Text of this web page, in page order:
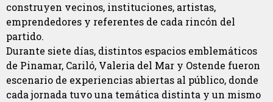
construyen vecinos, instituciones, artistas,
emprendedores y referentes de cada rincón del
partido.
Durante siete días, distintos espacios emblemáticos
de Pinamar, Cariló, Valeria del Mar y Ostende fueron
escenario de experiencias abiertas al público, donde
cada jornada tuvo una temática distinta y un mismo